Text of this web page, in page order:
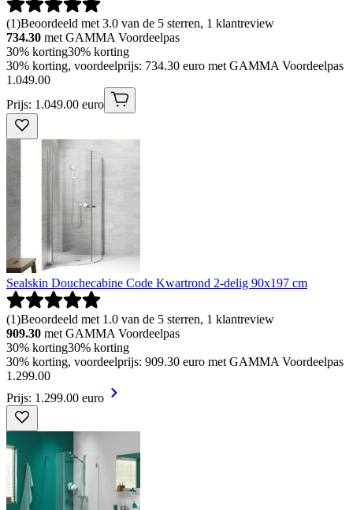
(1)Beoordeeld met 3.0 van de 5 sterren, 1 klantreview
734.30 met GAMMA Voordeelpas
30% korting30% korting
30% korting, voordeelprijs: 734.30 euro met GAMMA Voordeelpas
1 .049.00
Prijs: 1.049.00 euro
Sealskin Douchecabine Code Kwartrond 2-delig 90x197 cm
(1)Beoordeeld met 1.0 van de 5 sterren, 1 klantreview
909.30 met GAMMA Voordeelpas
30% korting30% korting
30% korting, voordeelprijs: 909.30 euro met GAMMA Voordeelpas
1 .299.00
Prijs: 1.299.00 euro